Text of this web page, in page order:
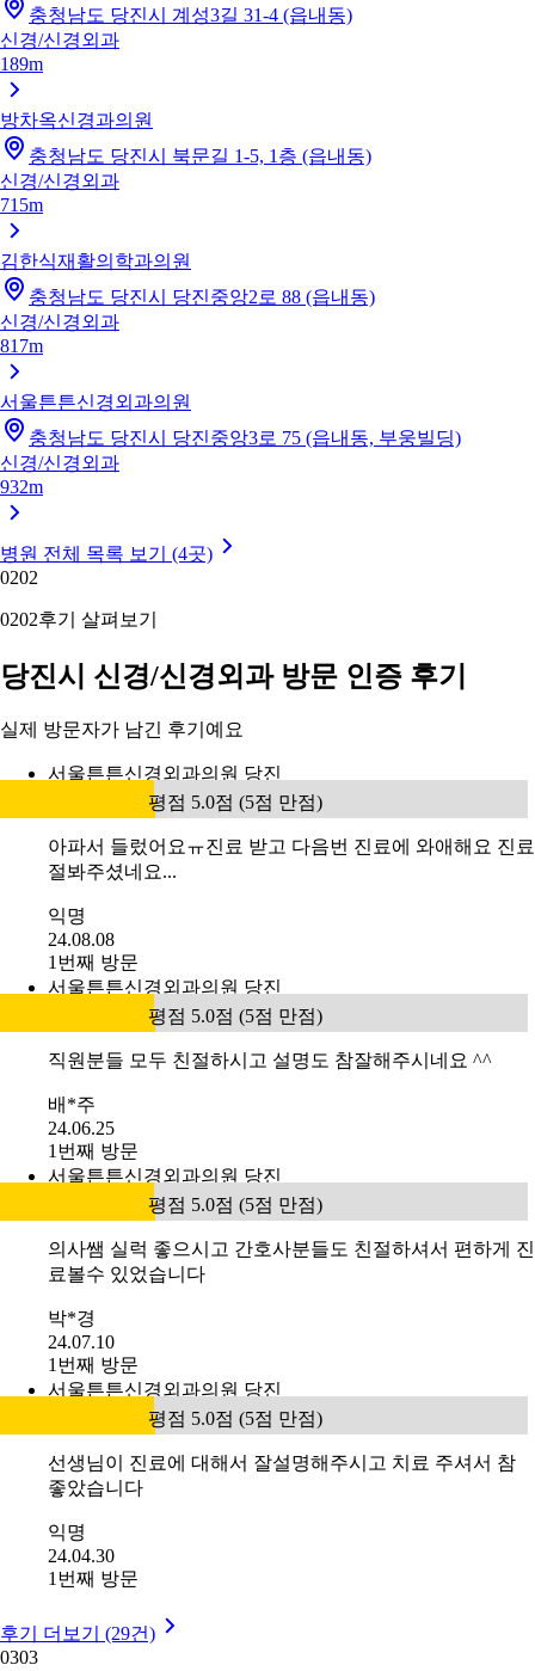
충청남도 당진시 계성3길 31-4 (읍내동)
신경/신경외과
189m
방차옥신경과의원
충청남도 당진시 북문길 1-5, 1층 (읍내동)
신경/신경외과
715m
김한식재활의학과의원
충청남도 당진시 당진중앙2로 88 (읍내동)
신경/신경외과
817m
서울튼튼신경외과의원
충청남도 당진시 당진중앙3로 75 (읍내동, 부웅빌딩)
신경/신경외과
932m
병원 전체 목록 보기 (4곳)
0202
0202후기 살펴보기
당진시 신경/신경외과 방문 인증 후기
실제 방문자가 남긴 후기예요
서울튼튼신경외과의원 당진
평점 5.0점 (5점 만점)
아파서 들렀어요ㅠ진료 받고 다음번 진료에 와애해요 진료
절봐주셨네요...
익명
24.08.08
1번째 방문
서울튼튼신경외과의원 당진
평점 5.0점 (5점 만점)
직원분들 모두 친절하시고 설명도 참잘해주시네요 ^^
배*주
24.06.25
1번째 방문
서울튼튼신경외과의원 당진
평점 5.0점 (5점 만점)
의사쌤 실럭 좋으시고 간호사분들도 친절하셔서 편하게 진
료볼수 있었습니다
박*경
24.07.10
1번째 방문
서울튼튼신경외과의원 당진
평점 5.0점 (5점 만점)
선생님이 진료에 대해서 잘설명해주시고 치료 주셔서 참
좋았습니다
익명
24.04.30
1번째 방문
후기 더보기 (29건)
0303